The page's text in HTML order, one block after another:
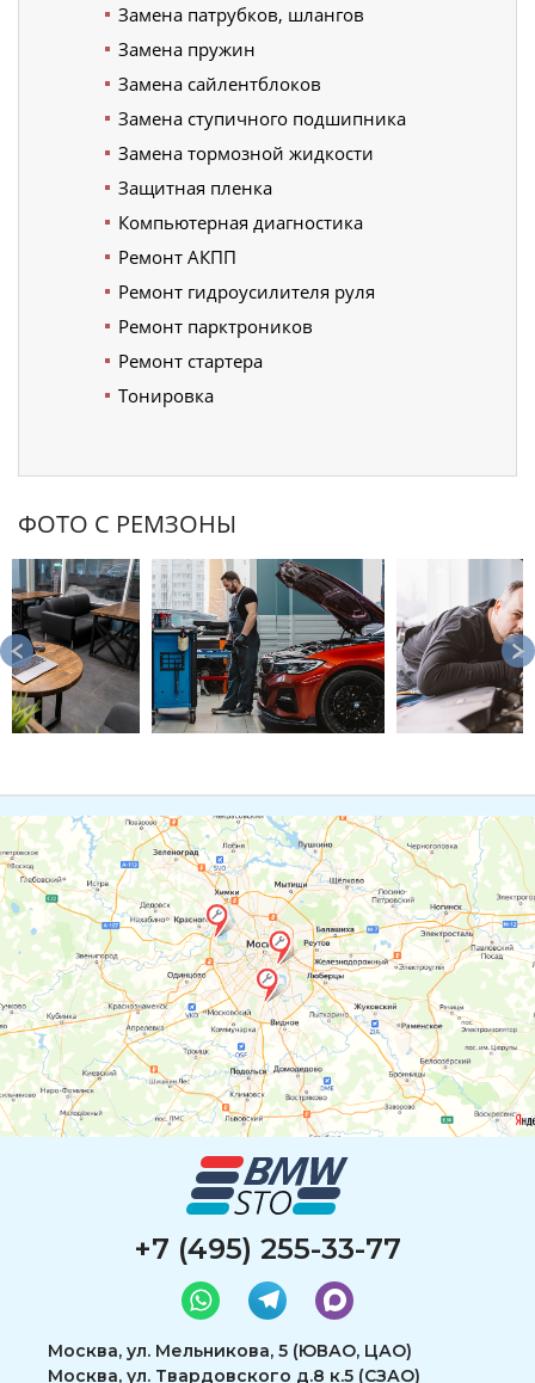
Замена патрубков, шлангов
Замена пружин
Замена сайлентблоков
Замена ступичного подшипника
Замена тормозной жидкости
Защитная пленка
Компьютерная диагностика
Ремонт АКПП
Ремонт гидроусилителя руля
Ремонт парктроников
Ремонт стартера
Тонировка
ФОТО С РЕМЗОНЫ
+7 (495) 255-33-77
Москва, ул. Мельникова, 5 (ЮВАО, ЦАО)
Москва, ул. Твардовского д.8 к.5 (СЗАО)